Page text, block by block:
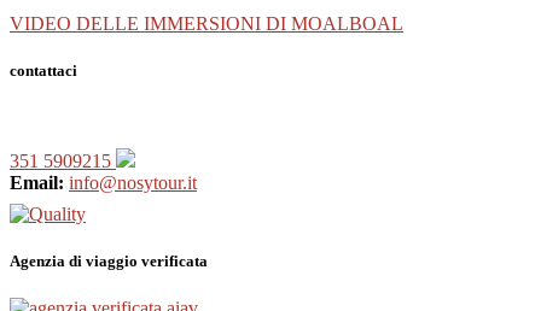
VIDEO DELLE IMMERSIONI DI MOALBOAL
contattaci
351 5909215
Email: info@nosytour.it
Agenzia di viaggio verificata